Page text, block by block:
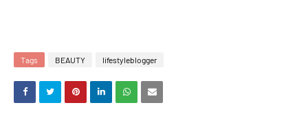
Tags BEAUTY lifestyleblogger